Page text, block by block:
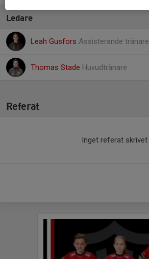
Ledare
Leah Gusfors Assisterande tränare
Thomas Stade Huvudtränare
Referat
Inget referat skrivet